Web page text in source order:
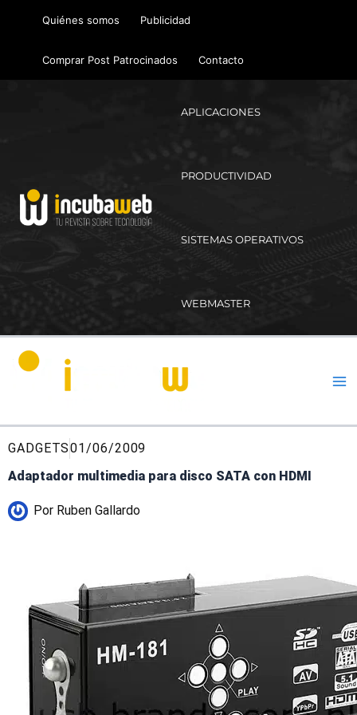
Quiénes somos Publicidad
Comprar Post Patrocinados Contacto
APLICACIONES
PRODUCTIVIDAD
SISTEMAS OPERATIVOS
WEBMASTER
GADGETS01/06/2009
Adaptador multimedia para disco SATA con HDMI
Por Ruben Gallardo